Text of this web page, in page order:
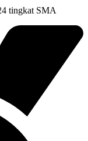
tingkat SMA